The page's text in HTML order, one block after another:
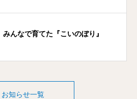
んなで育てた『こいのぼり』
お知らせ一覧